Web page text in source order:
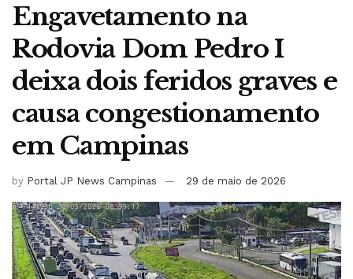
Engavetamento na
Rodovia Dom Pedro I
deixa dois feridos graves e
causa congestionamento
em Campinas
by Portal JP News Campinas 29 de maio de 2026